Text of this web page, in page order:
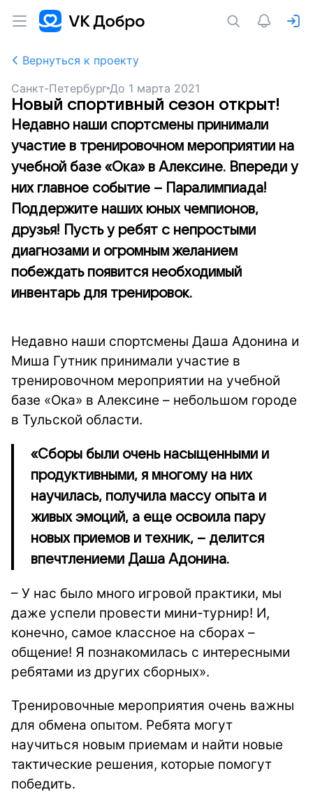
Вернуться к проекту
Санкт-Петербург До 1 марта 2021
Новый спортивный сезон открыт!
Недавно наши спортсмены принимали
участие в тренировочном мероприятии на
учебной базе «Ока» в Алексине. Впереди у
них главное событие – Паралимпиада!
Поддержите наших юных чемпионов,
друзья! Пусть у ребят с непростыми
диагнозами и огромным желанием
побеждать появится необходимый
инвентарь для тренировок.
Недавно наши спортсмены Даша Адонина и
Миша Гутник принимали участие в
тренировочном мероприятии на учебной
базе «Ока» в Алексине – небольшом городе
в Тульской области.
«Сборы были очень насыщенными и
продуктивными, я многому на них
научилась, получила массу опыта и
живых эмоций, а еще освоила пару
новых приемов и техник, – делится
впечтлениеми Даша Адонина.
– У нас было много игровой практики, мы
даже успели провести мини-турнир! И,
конечно, самое классное на сборах –
общение! Я познакомилась с интересными
ребятами из других сборных».
Тренировочные мероприятия очень важны
для обмена опытом. Ребята могут
научиться новым приемам и найти новые
тактические решения, которые помогут
победить.